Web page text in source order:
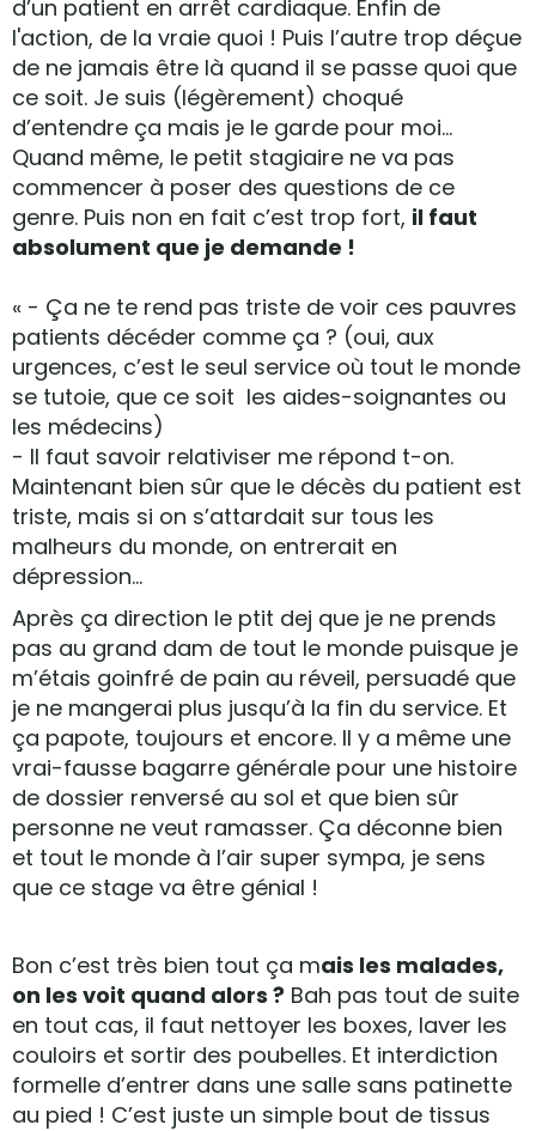
d’un patient en arrêt cardiaque. Enfin de
l'action, de la vraie quoi ! Puis l’autre trop déçue
de ne jamais être là quand il se passe quoi que
ce soit. Je suis (légèrement) choqué
d’entendre ça mais je le garde pour moi…
Quand même, le petit stagiaire ne va pas
commencer à poser des questions de ce
genre. Puis non en fait c’est trop fort, il faut
absolument que je demande !
« - Ça ne te rend pas triste de voir ces pauvres
patients décéder comme ça ? (oui, aux
urgences, c’est le seul service où tout le monde
se tutoie, que ce soit les aides-soignantes ou
les médecins)
- Il faut savoir relativiser me répond t-on.
Maintenant bien sûr que le décès du patient est
triste, mais si on s’attardait sur tous les
malheurs du monde, on entrerait en
dépression…
Après ça direction le ptit dej que je ne prends
pas au grand dam de tout le monde puisque je
m’étais goinfré de pain au réveil, persuadé que
je ne mangerai plus jusqu’à la fin du service. Et
ça papote, toujours et encore. Il y a même une
vrai-fausse bagarre générale pour une histoire
de dossier renversé au sol et que bien sûr
personne ne veut ramasser. Ça déconne bien
et tout le monde à l’air super sympa, je sens
que ce stage va être génial !
Bon c’est très bien tout ça mais les malades,
on les voit quand alors ? Bah pas tout de suite
en tout cas, il faut nettoyer les boxes, laver les
couloirs et sortir des poubelles. Et interdiction
formelle d’entrer dans une salle sans patinette
au pied ! C’est juste un simple bout de tissus